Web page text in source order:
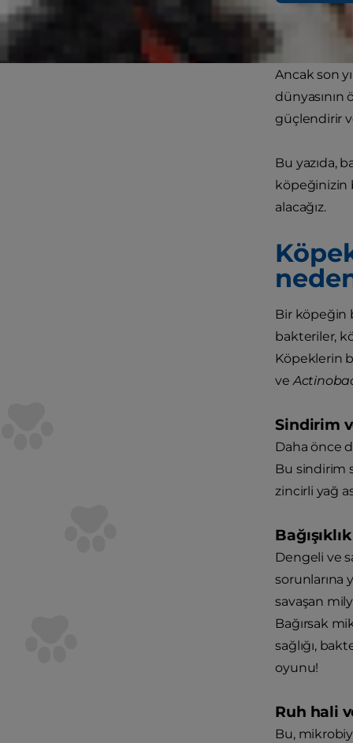
nedenlerle
ve bunun
Ancak son
dünyasının
güçlendirir
Bu yazıda,
köpeğinizin
alacağız.
Bir köpeğin
bakteriler,
Köpeklerin
ve
Sindirim
Daha önce
Bu sindirim
zincirli yağ
Dengeli ve
sorunlarına
savaşan
Bağırsak
sağlığı,
oyunu!
Ruh hali
Bu,